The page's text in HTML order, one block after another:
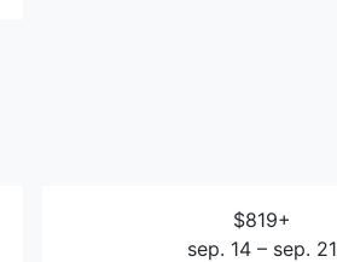
$819+
sep. 14 – sep. 21